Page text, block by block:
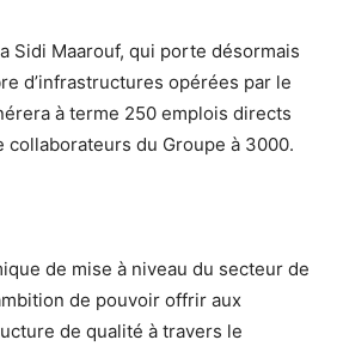
Sidi Maarouf, qui porte désormais
d’infrastructures opérées par le
à terme 250 emplois directs
collaborateurs du Groupe à 3000.
de mise à niveau du secteur de
de pouvoir offrir aux
de qualité à travers le